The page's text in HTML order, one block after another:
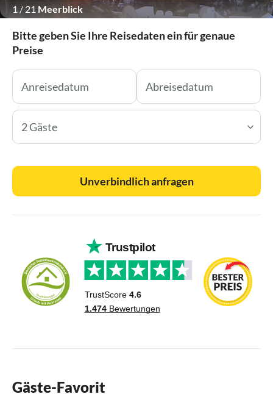
1/ 21 Meerblick
Bitte geben Sie Ihre Reisedaten ein für genaue
Preise
2 Gäste
Unverbindlich anfragen
Gäste-Favorit